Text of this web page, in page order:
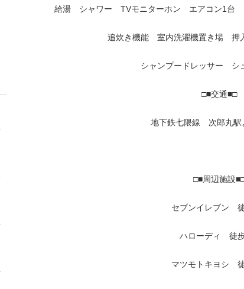
給湯 シャワー TVモニターホン エアコン1台
追炊き機能 室内洗濯機置き場 押
シャンプードレッサー シ
□■交通■□
地下鉄七隈線 次郎丸駅
□■周辺施設
セブンイレブン
ハローディ 徒
マツモトキヨシ